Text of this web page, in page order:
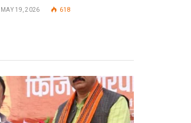
MAY 19, 2026 618